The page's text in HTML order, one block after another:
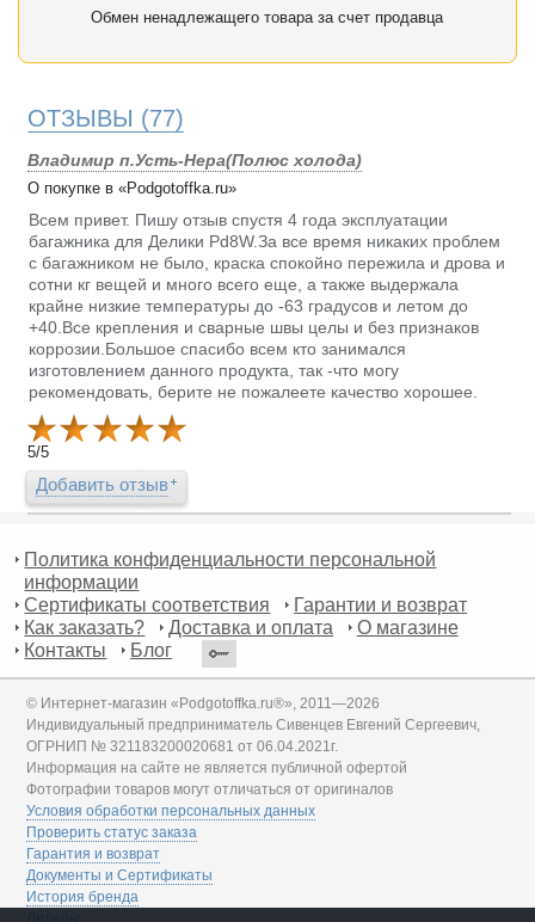
Обмен ненадлежащего товара за счет продавца
ОТЗЫВЫ (77)
Владимир п.Усть-Нера(Полюс холода)
О покупке в «Podgotoffka.ru»
Всем привет. Пишу отзыв спустя 4 года эксплуатации
багажника для Делики Pd8W.За все время никаких проблем
с багажником не было, краска спокойно пережила и дрова и
сотни кг вещей и много всего еще, а также выдержала
крайне низкие температуры до -63 градусов и летом до
+40.Все крепления и сварные швы целы и без признаков
коррозии.Большое спасибо всем кто занимался
изготовлением данного продукта, так -что могу
рекомендовать, берите не пожалеете качество хорошее.
5/5
Добавить отзыв
Политика конфиденциальности персональной
информации
Сертификаты соответствия
Гарантии и возврат
Как заказать?
Доставка и оплата
О магазине
Контакты
Блог
© Интернет-магазин «Podgotoffka.ru®», 2011—2026
Индивидуальный предприниматель Сивенцев Евгений Сергеевич,
ОГРНИП № 321183200020681 от 06.04.2021г.
Информация на сайте не является публичной офертой
Фотографии товаров могут отличаться от оригиналов
Условия обработки персональных данных
Проверить статус заказа
Гарантия и возврат
Документы и Сертификаты
История бренда